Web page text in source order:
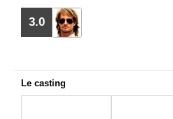
3.0
Le casting